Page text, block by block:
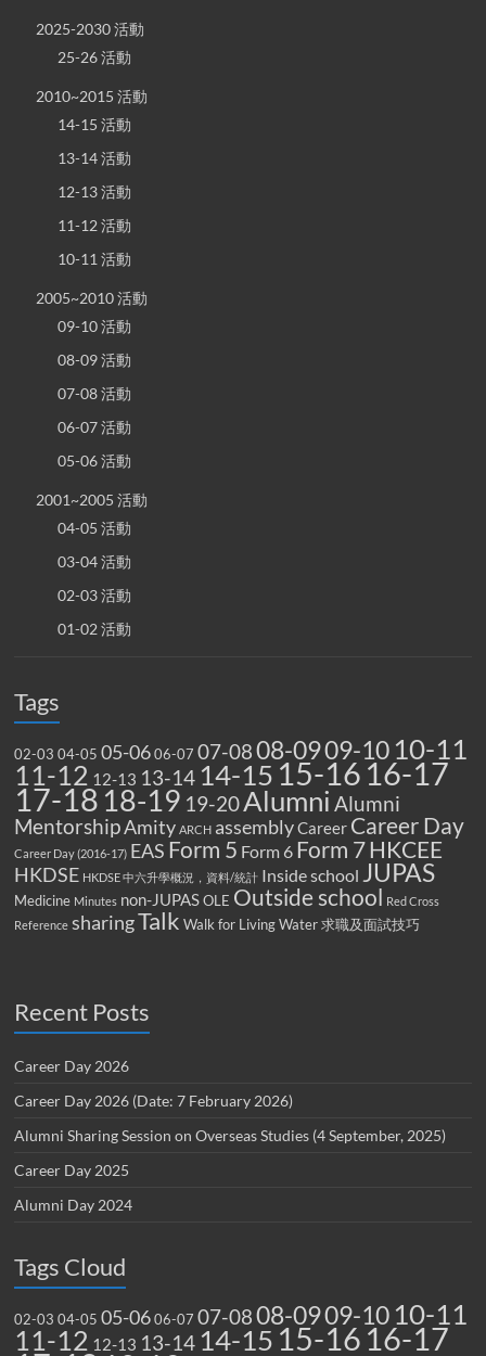
2025-2030 活動
25-26 活動
2010~2015 活動
14-15 活動
13-14 活動
12-13 活動
11-12 活動
10-11 活動
2005~2010 活動
09-10 活動
08-09 活動
07-08 活動
06-07 活動
05-06 活動
2001~2005 活動
04-05 活動
03-04 活動
02-03 活動
01-02 活動
Tags
02-03 04-05 05-06 06-07 07-0808-0909-10 10-11
11-12 12-13 13-14 14-1515-1616-17
17-1818-19 19-20Alumni Alumni
MentorshipAmity ARCH assemblyCareer Career Day
Career Day (2016-17) EAS Form 5 Form 6 Form 7HKCEE
HKDSE HKDSE 中六升學概況，資料/統計 Inside school JUPAS
Medicine Minutes non-JUPAS OLE Outside school Red Cross
Reference sharingTalk Walk for Living Water 求職及面試技巧
Recent Posts
Career Day 2026
Career Day 2026 (Date: 7 February 2026)
Alumni Sharing Session on Overseas Studies (4 September, 2025)
Career Day 2025
Alumni Day 2024
Tags Cloud
02-03 04-05 05-06 06-07 07-0808-0909-10 10-11
11-12 12-13 13-14 14-1515-1616-17